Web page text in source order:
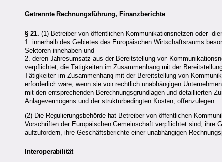
Getrennte Rechnungsführung, Finanzberichte
§ 21. (1) Betreiber von öffentlichen Kommunikationsnetzen oder -
1. innerhalb des Gebietes des Europäischen Wirtschaftsraums
Sektoren innehaben und
2. deren Jahresumsatz aus der Bereitstellung von
verpflichtet, die Tätigkeiten im Zusammenhang mit der
Tätigkeiten im Zusammenhang mit der Bereitstellung von
erforderlich wäre, wenn sie von rechtlich unabhängigen
mit den entsprechenden Berechnungsgrundlagen und detaillierten
Anlagevermögens und der strukturbedingten Kosten, offenzulegen.
(2) Die Regulierungsbehörde hat Betreiber von öffentlichen
Vorschriften der Europäischen Gemeinschaft verpflichtet sind, ihre
aufzufordern, ihre Geschäftsberichte einer unabhängigen
Interoperabilität